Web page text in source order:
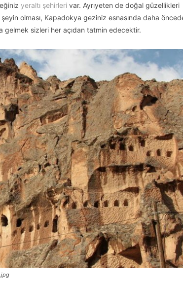
yeraltı şehirleri var. Ayrıyeten de doğal güzellikleri
olması, Kapadokya geziniz esnasında daha
gelmek sizleri her açıdan tatmin edecektir.